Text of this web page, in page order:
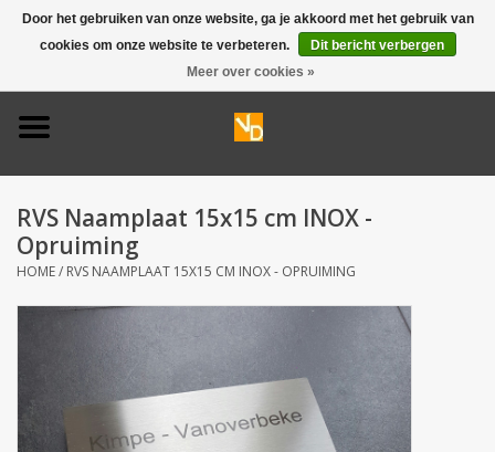
0 Artikelen - €0,00
Deurbel 304
Opruiming
RVS Naamplaat 15x15 cm INOX -
Opruiming
HOME/ RVS NAAMPLAAT 15X15 CM INOX - OPRUIMING
Door het gebruiken van onze website, ga je akkoord met het gebruik van
cookies om onze website te verbeteren.
Dit bericht verbergen
Meer over cookies »